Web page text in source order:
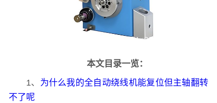
本文目录一览：
1、 为什么我的全自动绕线机能复位但主轴翻转
不了呢